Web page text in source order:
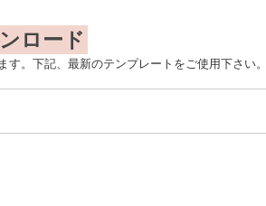
ロード
。下記、最新のテンプレートをご使用下さい。